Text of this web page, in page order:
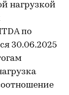
нагрузкой
по
30.06.2025